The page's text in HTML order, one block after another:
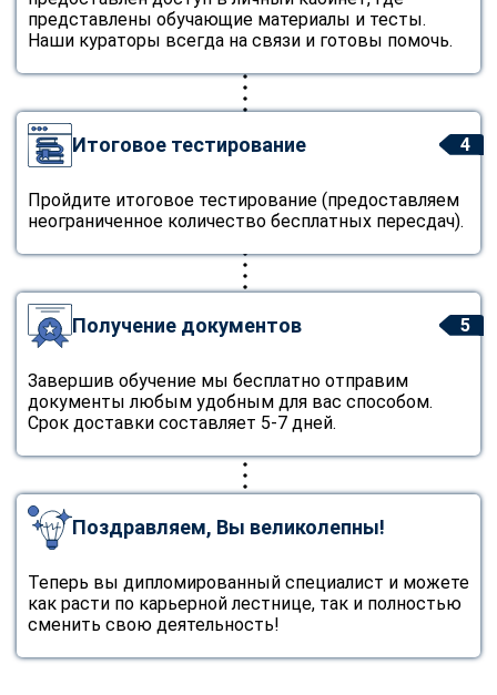
представлены обучающие материалы и тесты.
Наши кураторы всегда на связи и готовы помочь.
4
Итоговое тестирование
Пройдите итоговое тестирование (предоставляем
неограниченное количество бесплатных пересдач).
5
Получение документов
Завершив обучение мы бесплатно отправим
документы любым удобным для вас способом.
Срок доставки составляет 5-7 дней.
Поздравляем, Вы великолепны!
Теперь вы дипломированный специалист и можете
как расти по карьерной лестнице, так и полностью
сменить свою деятельность!